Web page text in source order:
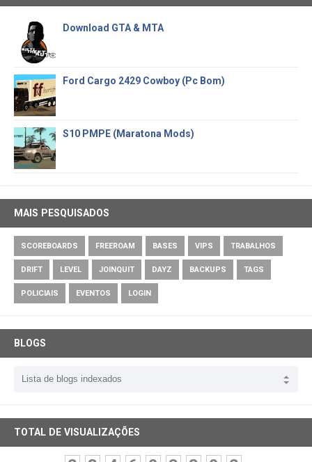
Download GTA & MTA
Ford Cargo 2429 Cowboy (Pc Bom)
S10 PMPE (Maratona Mods)
MAIS PESQUISADOS
SCOREBOARDS FREEROAM BASES VIPS TRABALHOS
DRIFT LEVEL JOINQUIT DAYZ BACKUPS TAGS
POLICIAIS EVENTOS LOGIN
BLOGS
TOTAL DE VISUALIZAÇÕES